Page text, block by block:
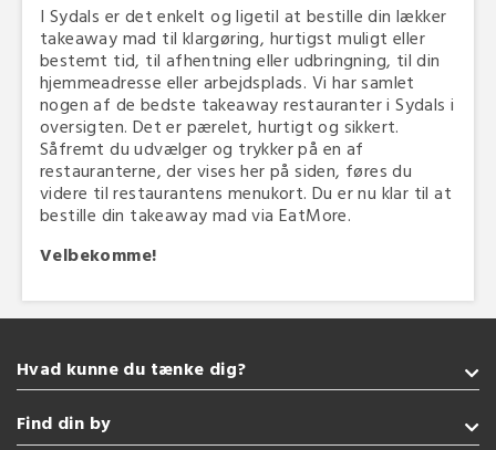
I Sydals er det enkelt og ligetil at bestille din lækker
takeaway mad til klargøring, hurtigst muligt eller
bestemt tid, til afhentning eller udbringning, til din
hjemmeadresse eller arbejdsplads. Vi har samlet
nogen af de bedste takeaway restauranter i Sydals i
oversigten. Det er pærelet, hurtigt og sikkert.
Såfremt du udvælger og trykker på en af
restauranterne, der vises her på siden, føres du
videre til restaurantens menukort. Du er nu klar til at
bestille din takeaway mad via EatMore.
Velbekomme!
Hvad kunne du tænke dig?
Takeaway
Sushi
Find din by